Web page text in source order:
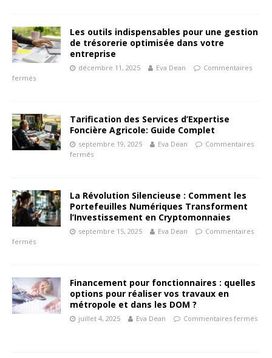
Les outils indispensables pour une gestion
de trésorerie optimisée dans votre
entreprise
décembre 11, 2025 Eva Dean
Commentaires
fermés
Tarification des Services d’Expertise
Foncière Agricole: Guide Complet
septembre 19, 2025 Eva Dean
Commentaires
fermés
La Révolution Silencieuse : Comment les
Portefeuilles Numériques Transforment
l’Investissement en Cryptomonnaies
septembre 15, 2025 Eva Dean
Commentaires
fermés
Financement pour fonctionnaires : quelles
options pour réaliser vos travaux en
métropole et dans les DOM ?
juillet 4, 2025 Eva Dean Commentaires fermés